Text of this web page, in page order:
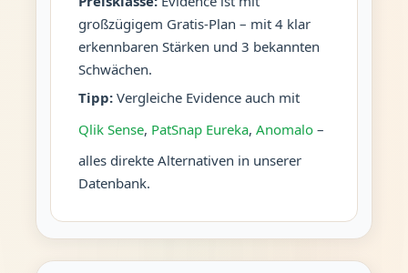
großzügigem Gratis-Plan – mit 4 klar
erkennbaren Stärken und 3 bekannten
Schwächen.
Tipp:Vergleiche Evidence auch mit
Qlik Sense, PatSnap Eureka, Anomalo–
alles direkte Alternativen in unserer
Datenbank.